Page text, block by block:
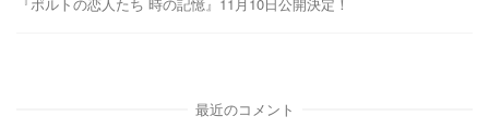
最近のコメント